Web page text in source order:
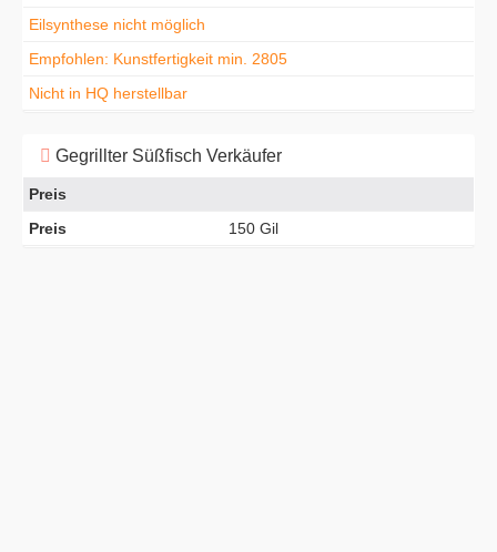
Eilsynthese nicht möglich
Empfohlen: Kunstfertigkeit min. 2805
Nicht in HQ herstellbar
Gegrillter Süßfisch Verkäufer
Preis
Preis
150 Gil